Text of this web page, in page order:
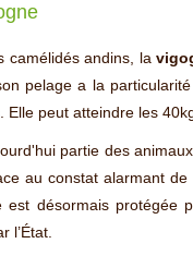
camélidés andins, la
pelage a la
Elle peut atteindre les
partie des
au constat alarmant
est désormais
l’État.